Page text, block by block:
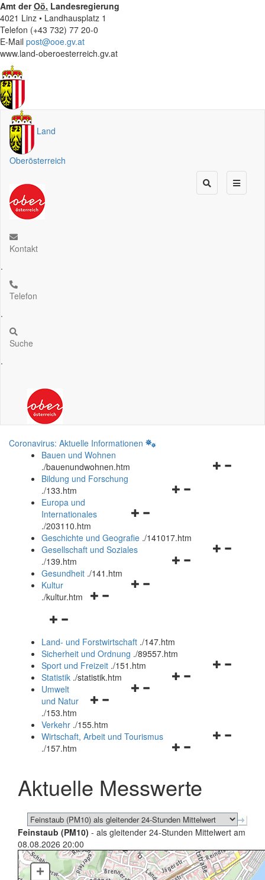
Amt derOö. Landesregierung
4021 Linz • Landhausplatz 1
Telefon (+43 732) 77 20-0
E-Mail post@ooe.gv.at
www.land-oberoesterreich.gv.at
Land
Oberösterreich
Kontakt
.
Telefon
.
Suche
.
Coronavirus: Aktuelle Informationen
Bauen und Wohnen
./bauenundwohnen.htm
Navigationsmenü
Bildung und Forschung
./133.htm
Navigationsmenü
und
schließen
Europa und
Internationales
./203110.htm
Geschichte und Geografie ./141017.htm
Navigationsmenü
Gesellschaft und Soziales
./139.htm
Navigationsmenü
Gesundheit ./141.htm
Navigationsmenü
Kultur
./kultur.htm
Navigationsmenü
und
schließen
Land- und Forstwirtschaft ./147.htm
Sicherheit und Ordnung ./89557.htm
Navigationsmenü
Sport und Freizeit ./151.htm
Navigationsmenü
Statistik ./statistik.htm
Navigationsmenü
und
schließen
Umwelt
und Natur
./153.htm
Verkehr ./155.htm
Navigationsmenü
schließen
Wirtschaft, Arbeit und Tourismus
./157.htm
Aktuelle Messwerte
Feinstaub (PM10) - als gleitender 24-Stunden Mittelwert am
08.08.2026 20:00
+